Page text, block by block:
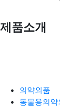
제품소개
의약외품
동물용의약